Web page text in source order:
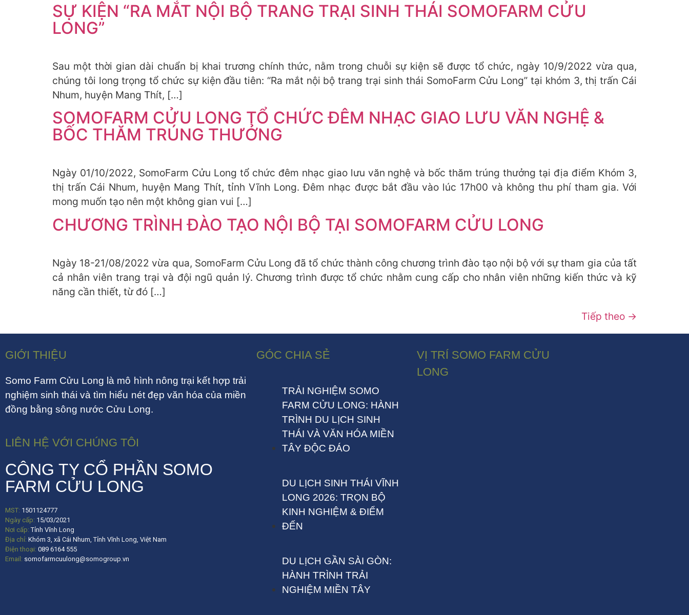
SỰ KIỆN “RA MẮT NỘI BỘ TRANG TRẠI SINH THÁI SOMOFARM CỬU
LONG”
Sau một thời gian dài chuẩn bị khai trương chính thức, nằm trong chuỗi sự kiện sẽ được tổ chức, ngày 10/9/2022 vừa qua,
chúng tôi long trọng tổ chức sự kiện đầu tiên: “Ra mắt nội bộ trang trại sinh thái SomoFarm Cửu Long” tại khóm 3, thị trấn Cái
Nhum, huyện Mang Thít, […]
SOMOFARM CỬU LONG TỔ CHỨC ĐÊM NHẠC GIAO LƯU VĂN NGHỆ &
BỐC THĂM TRÚNG THƯỞNG
Ngày 01/10/2022, SomoFarm Cửu Long tổ chức đêm nhạc giao lưu văn nghệ và bốc thăm trúng thưởng tại địa điểm Khóm 3,
thị trấn Cái Nhum, huyện Mang Thít, tỉnh Vĩnh Long. Đêm nhạc được bắt đầu vào lúc 17h00 và không thu phí tham gia. Với
mong muốn tạo nên một không gian vui […]
CHƯƠNG TRÌNH ĐÀO TẠO NỘI BỘ TẠI SOMOFARM CỬU LONG
Ngày 18-21/08/2022 vừa qua, SomoFarm Cửu Long đã tổ chức thành công chương trình đào tạo nội bộ với sự tham gia của tất
cả nhân viên trang trại và đội ngũ quản lý. Chương trình được tổ chức nhằm cung cấp cho nhân viên những kiến thức và kỹ
năng cần thiết, từ đó […]
Tiếp theo →
GIỚI THIỆU
Somo Farm Cửu Long là mô hình nông trại kết hợp trải
nghiệm sinh thái và tìm hiểu nét đẹp văn hóa của miền
đồng bằng sông nước Cửu Long.
LIÊN HỆ VỚI CHÚNG TÔI
CÔNG TY CỔ PHẦN SOMO
FARM CỬU LONG
MST: 1501124777
Ngày cấp: 15/03/2021
Nơi cấp:Tỉnh Vĩnh Long
Địa chỉ: Khóm 3, xã Cái Nhum, Tỉnh Vĩnh Long, Việt Nam
Điện thoại: 089 6164 555
Email: somofarmcuulong@somogroup.vn
GÓC CHIA SẺ
TRẢI NGHIỆM SOMO
FARM CỬU LONG: HÀNH
TRÌNH DU LỊCH SINH
THÁI VÀ VĂN HÓA MIỀN
TÂY ĐỘC ĐÁO
DU LỊCH SINH THÁI VĨNH
LONG 2026: TRỌN BỘ
KINH NGHIỆM & ĐIỂM
ĐẾN
DU LỊCH GẦN SÀI GÒN:
HÀNH TRÌNH TRẢI
NGHIỆM MIỀN TÂY
VỊ TRÍ SOMO FARM CỬU
LONG